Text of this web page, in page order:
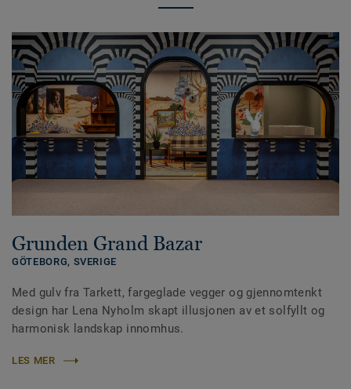
Grunden Grand Bazar
GÖTEBORG, SVERIGE
Med gulv fra Tarkett, fargeglade vegger og gjennomtenkt
design har Lena Nyholm skapt illusjonen av et solfyllt og
harmonisk landskap innomhus.
LES MER